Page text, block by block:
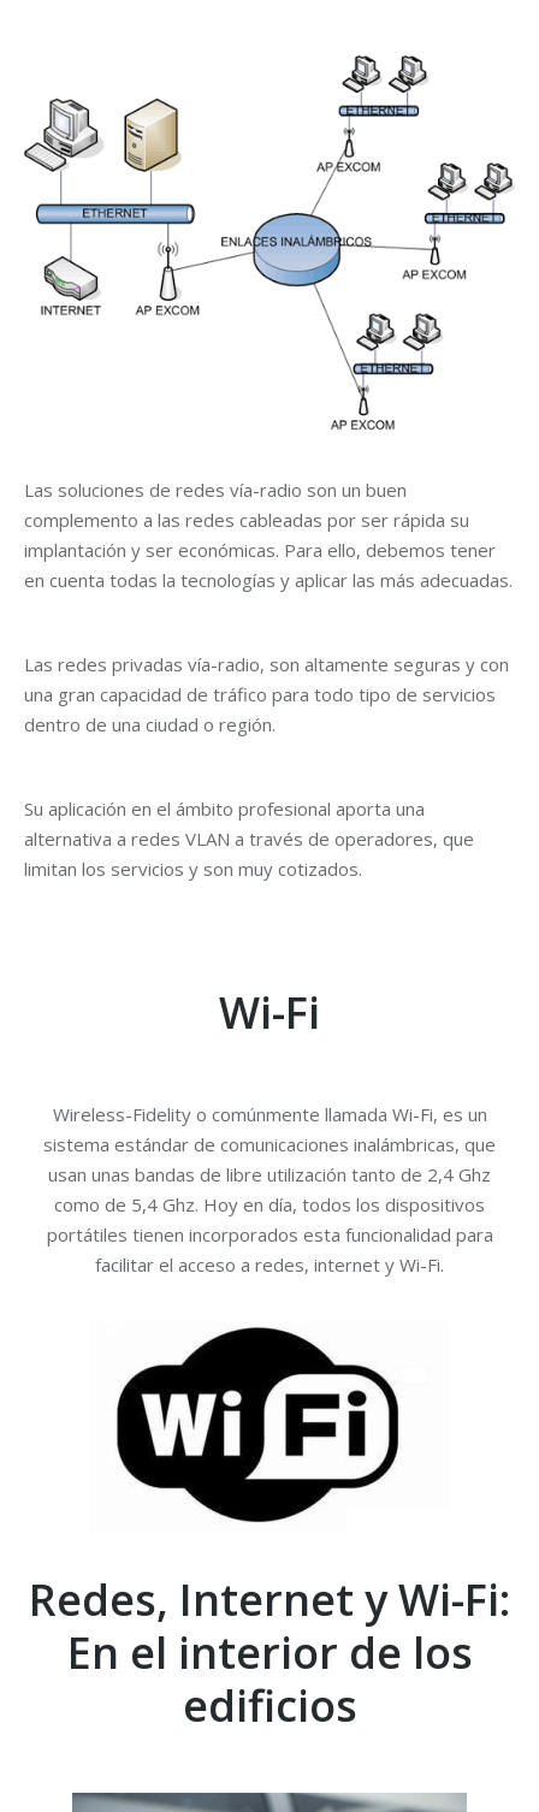
Las soluciones de redes vía-radio son un buen
complemento a las redes cableadas por ser rápida su
implantación y ser económicas. Para ello, debemos tener
en cuenta todas la tecnologías y aplicar las más adecuadas.
Las redes privadas vía-radio, son altamente seguras y con
una gran capacidad de tráfico para todo tipo de servicios
dentro de una ciudad o región.
Su aplicación en el ámbito profesional aporta una
alternativa a redes VLAN a través de operadores, que
limitan los servicios y son muy cotizados.
Wi-Fi
Wireless-Fidelity o comúnmente llamada Wi-Fi, es un
sistema estándar de comunicaciones inalámbricas, que
usan unas bandas de libre utilización tanto de 2,4 Ghz
como de 5,4 Ghz. Hoy en día, todos los dispositivos
portátiles tienen incorporados esta funcionalidad para
facilitar el acceso a redes, internet y Wi-Fi.
Redes, Internet y Wi-Fi:
En el interior de los
edificios